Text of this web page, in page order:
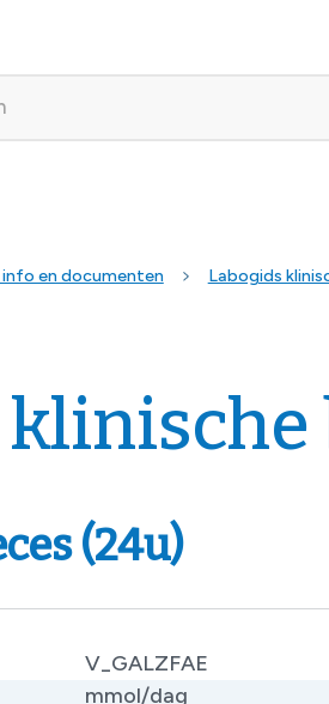
en documenten Labogids
(24u)
V_GALZFAE
mmol/dag